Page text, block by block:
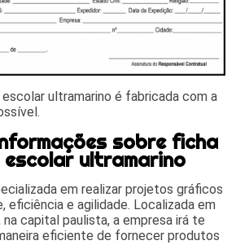
ultramarino é fabricada com a
sobre ficha
ultramarino
em realizar projetos gráficos
eficiência e agilidade. Localizada em
capital paulista, a empresa irá te
eficiente de fornecer produtos